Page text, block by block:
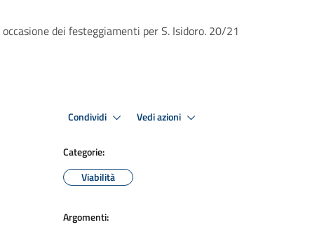
dei festeggiamenti per S. Isidoro. 20/21
Condividi Vedi azioni
Categorie:
Viabilità
Argomenti: